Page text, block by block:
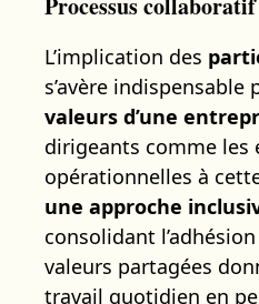
L’implication des
s’avère indispensable
valeurs d’une
dirigeants comme les
opérationnelles à
une approche
consolidant
valeurs partagées
travail quotidien en